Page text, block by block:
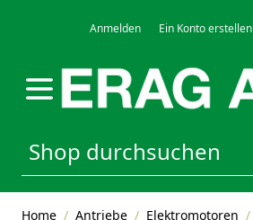
Anmelden Ein Konto erstellen
Home / Antriebe / Elektromotoren /